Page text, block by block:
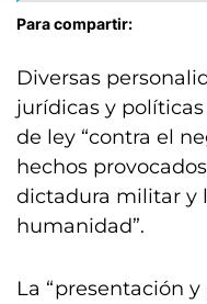
Para compartir:
Diversas
jurídicas y
de ley “contra el
hechos
dictadura militar y
humanidad”.
La “presentación